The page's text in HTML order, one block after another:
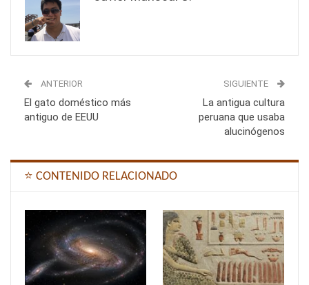
ANTERIOR
El gato doméstico más
antiguo de EEUU
SIGUIENTE
La antigua cultura
peruana que usaba
alucinógenos
⭐ CONTENIDO RELACIONADO